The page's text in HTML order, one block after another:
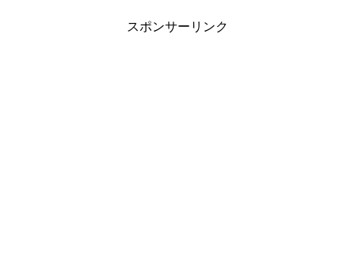
スポンサーリンク